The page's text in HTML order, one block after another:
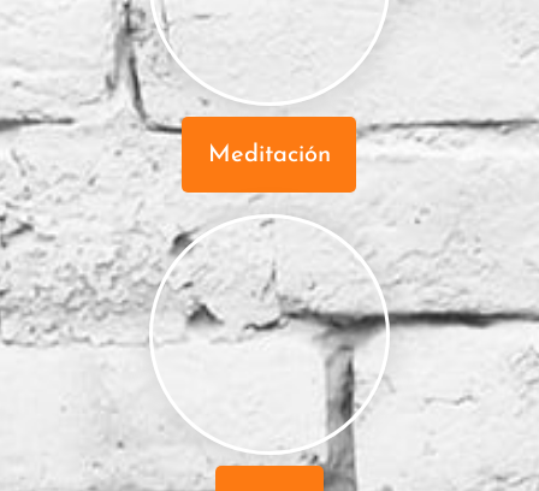
Meditación